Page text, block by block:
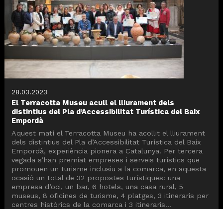
28.03.2023
El Terracotta Museu acull el lliurament dels
distintius del Pla d’Accessibilitat Turística del Baix
Empordà
Aquest matí el Terracotta Museu ha acollit el lliurament
dels distintius del Pla d’Accessibilitat Turística del Baix
Empordà, experiència pionera a Catalunya. Per tercera
vegada s’han premiat empreses i serveis turístics que
promouen un turisme inclusiu a la comarca, en aquesta
ocasió un total de 32 propostes turístiques: una
empresa d’oci, un bar, 6 hotels, una casa rural, 5
museus, 8 oficines de turisme, 4 platges, 3 itineraris per
centres històrics de la comarca i 3 itineraris...